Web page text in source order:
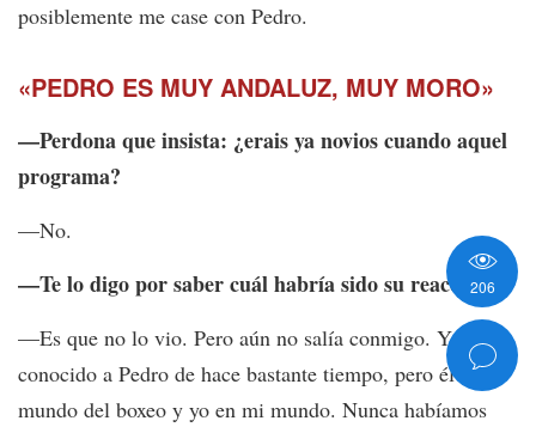
posiblemente me case con Pedro.
«PEDRO ES MUY ANDALUZ, MUY MORO»
—Perdona que insista: ¿erais ya novios cuando aquel
programa?
—No.
—Te lo digo por saber cuál habría sido su reacción.
—Es que no lo vio. Pero aún no salía conmigo. Yo he
conocido a Pedro de hace bastante tiempo, pero él en su
mundo del boxeo y yo en mi mundo. Nunca habíamos
206